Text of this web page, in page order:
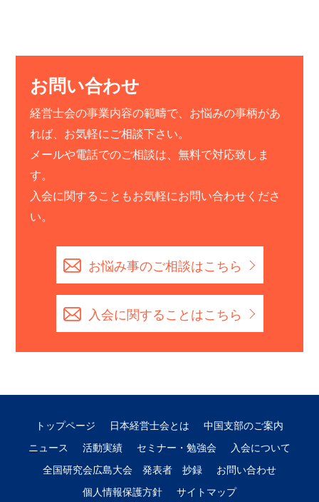
お問い合わせ
経営士会の事業内容の範疇で、お悩みの事柄があ
れば、お気軽にご相談下さい。
メールや電話でのご相談は、無料で対応致しま
す。
入会に関することもお気軽にお問い合わせくださ
い。
お悩み事のご相談はこちら
入会に関することはこちら
トップページ 日本経営士会とは
中国支部のご案内
ニュース
活動実績 セミナー・勉強会
入会について
全国研究会広島大会 発表者 抄録
お問い合わせ
個人情報保護方針
サイトマップ